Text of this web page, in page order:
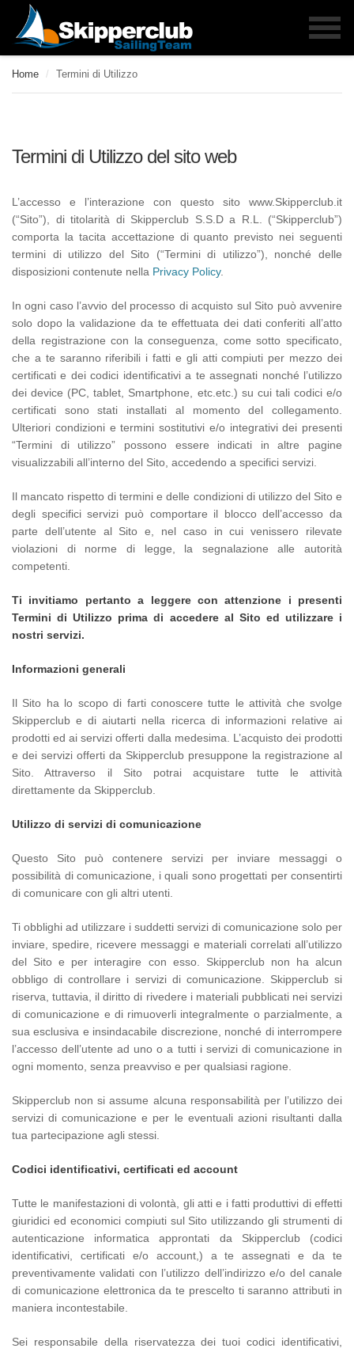
Home / Termini di Utilizzo
Termini di Utilizzo del sito web
L’accesso e l’interazione con questo sito www.Skipperclub.it
(“Sito”), di titolarità di Skipperclub S.S.D a R.L. (“Skipperclub”)
comporta la tacita accettazione di quanto previsto nei seguenti
termini di utilizzo del Sito (“Termini di utilizzo”), nonché delle
disposizioni contenute nella Privacy Policy.
In ogni caso l’avvio del processo di acquisto sul Sito può avvenire
solo dopo la validazione da te effettuata dei dati conferiti all’atto
della registrazione con la conseguenza, come sotto specificato,
che a te saranno riferibili i fatti e gli atti compiuti per mezzo dei
certificati e dei codici identificativi a te assegnati nonché l’utilizzo
dei device (PC, tablet, Smartphone, etc.etc.) su cui tali codici e/o
certificati sono stati installati al momento del collegamento.
Ulteriori condizioni e termini sostitutivi e/o integrativi dei presenti
“Termini di utilizzo” possono essere indicati in altre pagine
visualizzabili all’interno del Sito, accedendo a specifici servizi.
Il mancato rispetto di termini e delle condizioni di utilizzo del Sito e
degli specifici servizi può comportare il blocco dell’accesso da
parte dell’utente al Sito e, nel caso in cui venissero rilevate
violazioni di norme di legge, la segnalazione alle autorità
competenti.
Ti invitiamo pertanto a leggere con attenzione i presenti
Termini di Utilizzo prima di accedere al Sito ed utilizzare i
nostri servizi.
Informazioni generali
Il Sito ha lo scopo di farti conoscere tutte le attività che svolge
Skipperclub e di aiutarti nella ricerca di informazioni relative ai
prodotti ed ai servizi offerti dalla medesima. L’acquisto dei prodotti
e dei servizi offerti da Skipperclub presuppone la registrazione al
Sito. Attraverso il Sito potrai acquistare tutte le attività
direttamente da Skipperclub.
Utilizzo di servizi di comunicazione
Questo Sito può contenere servizi per inviare messaggi o
possibilità di comunicazione, i quali sono progettati per consentirti
di comunicare con gli altri utenti.
Ti obblighi ad utilizzare i suddetti servizi di comunicazione solo per
inviare, spedire, ricevere messaggi e materiali correlati all’utilizzo
del Sito e per interagire con esso. Skipperclub non ha alcun
obbligo di controllare i servizi di comunicazione. Skipperclub si
riserva, tuttavia, il diritto di rivedere i materiali pubblicati nei servizi
di comunicazione e di rimuoverli integralmente o parzialmente, a
sua esclusiva e insindacabile discrezione, nonché di interrompere
l’accesso dell’utente ad uno o a tutti i servizi di comunicazione in
ogni momento, senza preavviso e per qualsiasi ragione.
Skipperclub non si assume alcuna responsabilità per l’utilizzo dei
servizi di comunicazione e per le eventuali azioni risultanti dalla
tua partecipazione agli stessi.
Codici identificativi, certificati ed account
Tutte le manifestazioni di volontà, gli atti e i fatti produttivi di effetti
giuridici ed economici compiuti sul Sito utilizzando gli strumenti di
autenticazione informatica approntati da Skipperclub (codici
identificativi, certificati e/o account,) a te assegnati e da te
preventivamente validati con l’utilizzo dell’indirizzo e/o del canale
di comunicazione elettronica da te prescelto ti saranno attributi in
maniera incontestabile.
Sei responsabile della riservatezza dei tuoi codici identificativi,